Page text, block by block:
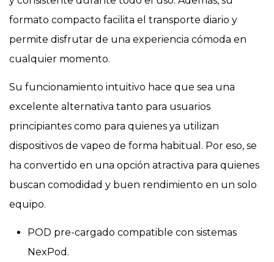
formato compacto facilita el transporte diario y
permite disfrutar de una experiencia cómoda en
cualquier momento.
Su funcionamiento intuitivo hace que sea una
excelente alternativa tanto para usuarios
principiantes como para quienes ya utilizan
dispositivos de vapeo de forma habitual. Por eso, se
ha convertido en una opción atractiva para quienes
buscan comodidad y buen rendimiento en un solo
equipo.
POD pre-cargado compatible con sistemas
NexPod.